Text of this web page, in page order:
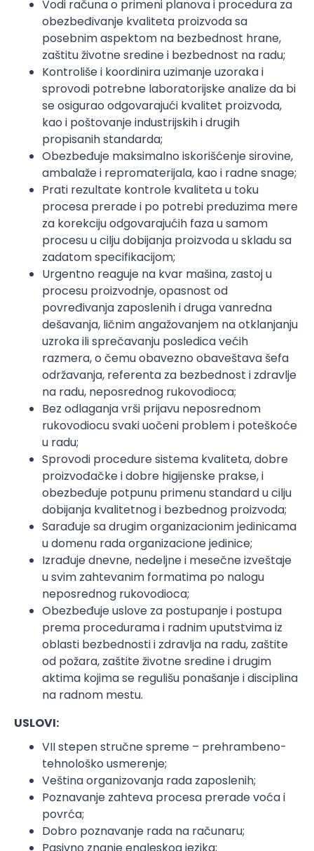
Vodi računa o primeni planova i procedura za
obezbeđivanje kvaliteta proizvoda sa
posebnim aspektom na bezbednost hrane,
zaštitu životne sredine i bezbednost na radu;
Kontroliše i koordinira uzimanje uzoraka i
sprovodi potrebne laboratorijske analize da bi
se osigurao odgovarajući kvalitet proizvoda,
kao i poštovanje industrijskih i drugih
propisanih standarda;
Obezbeđuje maksimalno iskorišćenje sirovine,
ambalaže i repromaterijala, kao i radne snage;
Prati rezultate kontrole kvaliteta u toku
procesa prerade i po potrebi preduzima mere
za korekciju odgovarajućih faza u samom
procesu u cilju dobijanja proizvoda u skladu sa
zadatom specifikacijom;
Urgentno reaguje na kvar mašina, zastoj u
procesu proizvodnje, opasnost od
povređivanja zaposlenih i druga vanredna
dešavanja, ličnim angažovanjem na otklanjanju
uzroka ili sprečavanju posledica većih
razmera, o čemu obavezno obaveštava šefa
održavanja, referenta za bezbednost i zdravlje
na radu, neposrednog rukovodioca;
Bez odlaganja vrši prijavu neposrednom
rukovodiocu svaki uočeni problem i poteškoće
u radu;
Sprovodi procedure sistema kvaliteta, dobre
proizvođačke i dobre higijenske prakse, i
obezbeđuje potpunu primenu standard u cilju
dobijanja kvalitetnog i bezbednog proizvoda;
Sarađuje sa drugim organizacionim jedinicama
u domenu rada organizacione jedinice;
Izrađuje dnevne, nedeljne i mesečne izveštaje
u svim zahtevanim formatima po nalogu
neposrednog rukovodioca;
Obezbeđuje uslove za postupanje i postupa
prema procedurama i radnim uputstvima iz
oblasti bezbednosti i zdravlja na radu, zaštite
od požara, zaštite životne sredine i drugim
aktima kojima se regulišu ponašanje i disciplina
na radnom mestu.
USLOVI:
VII stepen stručne spreme – prehrambeno-
tehnološko usmerenje;
Veština organizovanja rada zaposlenih;
Poznavanje zahteva procesa prerade voća i
povrća;
Dobro poznavanje rada na računaru;